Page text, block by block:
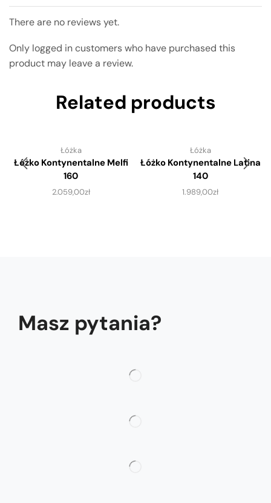
There are no reviews yet.
Only logged in customers who have purchased this
product may leave a review.
Related products
Łóżka
Łóżko Kontynentalne Melfi
160
2.059,00zł
Łóżka
Łóżko Kontynentalne Latina
140
1.989,00zł
Masz pytania?